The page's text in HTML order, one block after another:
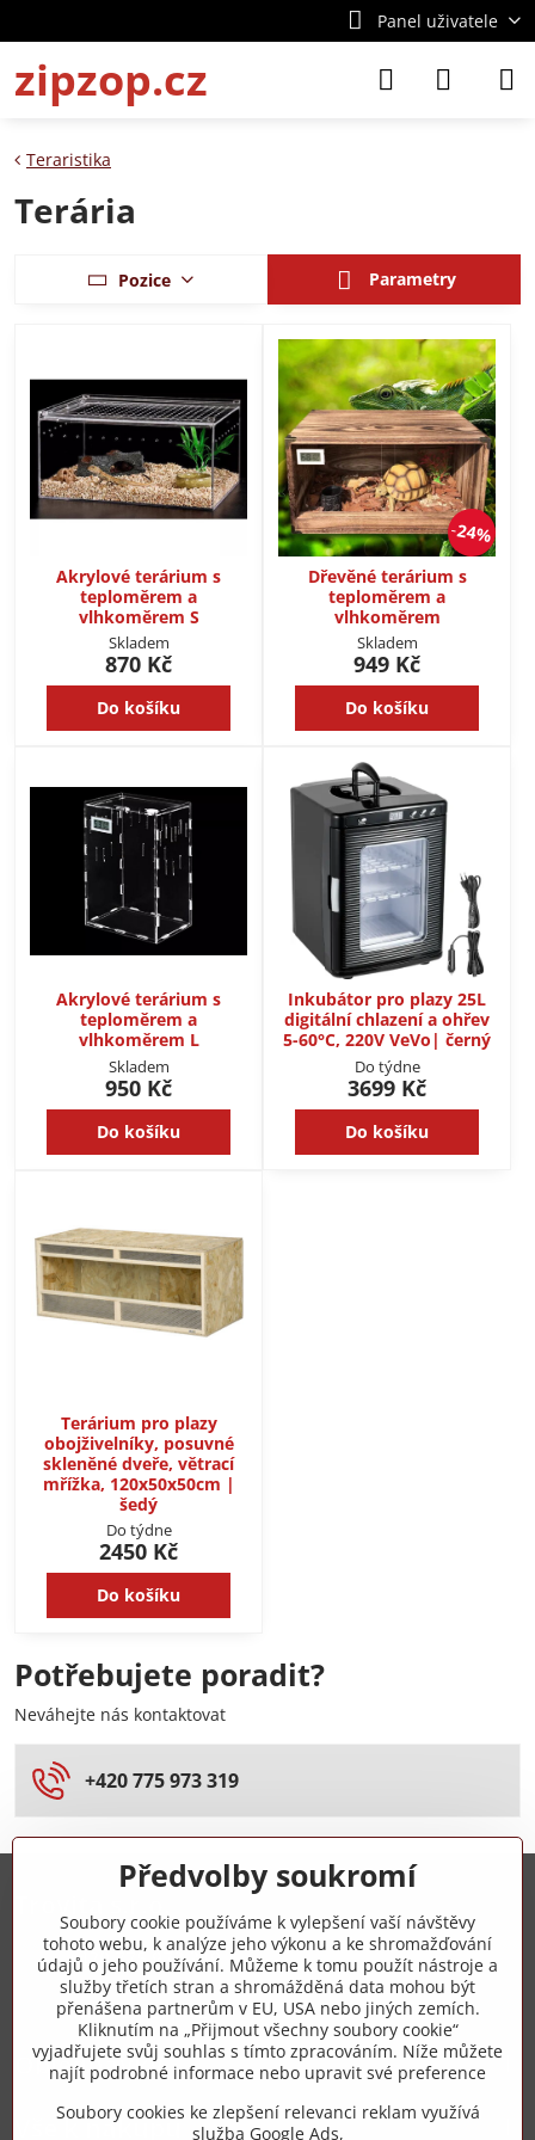
Panel uživatele
zipzop.cz
Teraristika
Terária
Pozice Parametry
Akrylové terárium s
teploměrem a
vlhkoměrem S
Skladem
870 Kč
Do košíku
24%
Dřevěné terárium s
teploměrem a
vlhkoměrem
Skladem
949 Kč
Do košíku
Akrylové terárium s
teploměrem a
vlhkoměrem L
Skladem
950 Kč
Do košíku
Inkubátor pro plazy 25L
digitální chlazení a ohřev
5-60°C, 220V VeVo| černý
Do týdne
3699 Kč
Do košíku
Terárium pro plazy
obojživelníky, posuvné
skleněné dveře, větrací
mřížka, 120x50x50cm |
šedý
Do týdne
2450 Kč
Do košíku
Potřebujete poradit?
Neváhejte nás kontaktovat
+420 775 973 319
+420 775 973 319
info​@zipzop​.cz
Objednávky
Vše k nákupu
Předvolby soukromí
Soubory cookie používáme k vylepšení vaší návštěvy
tohoto webu, k analýze jeho výkonu a ke shromažďování
údajů o jeho používání. Můžeme k tomu použít nástroje a
služby třetích stran a shromážděná data mohou být
přenášena partnerům v EU, USA nebo jiných zemích.
Kliknutím na „Přijmout všechny soubory cookie“
vyjadřujete svůj souhlas s tímto zpracováním. Níže můžete
najít podrobné informace nebo upravit své preference
Soubory cookies ke zlepšení relevanci reklam využívá
služba Google Ads,